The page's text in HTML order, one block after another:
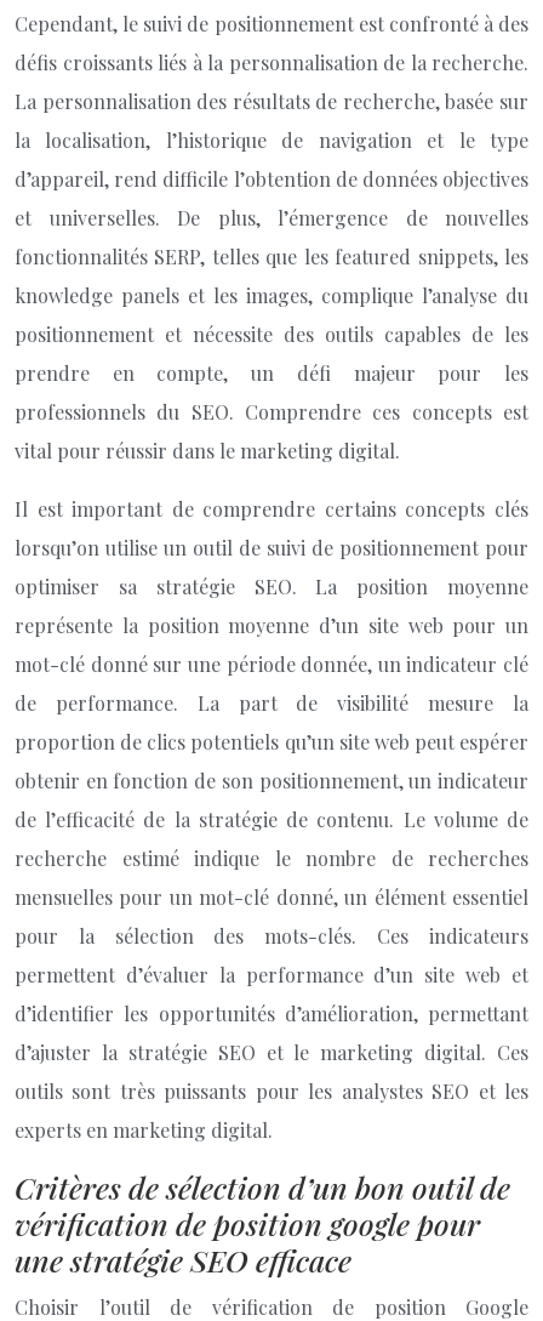
Cependant, le suivi de positionnement est confronté à des
défis croissants liés à la personnalisation de la recherche.
La personnalisation des résultats de recherche, basée sur
la localisation, l’historique de navigation et le type
d’appareil, rend difficile l’obtention de données objectives
et universelles. De plus, l’émergence de nouvelles
fonctionnalités SERP, telles que les featured snippets, les
knowledge panels et les images, complique l’analyse du
positionnement et nécessite des outils capables de les
prendre en compte, un défi majeur pour les
professionnels du SEO. Comprendre ces concepts est
vital pour réussir dans le marketing digital.
Il est important de comprendre certains concepts clés
lorsqu’on utilise un outil de suivi de positionnement pour
optimiser sa stratégie SEO. La position moyenne
représente la position moyenne d’un site web pour un
mot-clé donné sur une période donnée, un indicateur clé
de performance. La part de visibilité mesure la
proportion de clics potentiels qu’un site web peut espérer
obtenir en fonction de son positionnement, un indicateur
de l’efficacité de la stratégie de contenu. Le volume de
recherche estimé indique le nombre de recherches
mensuelles pour un mot-clé donné, un élément essentiel
pour la sélection des mots-clés. Ces indicateurs
permettent d’évaluer la performance d’un site web et
d’identifier les opportunités d’amélioration, permettant
d’ajuster la stratégie SEO et le marketing digital. Ces
outils sont très puissants pour les analystes SEO et les
experts en marketing digital.
Critères de sélection d’un bon outil de
vérification de position google pour
une stratégie SEO efficace
Choisir l’outil de vérification de position Google